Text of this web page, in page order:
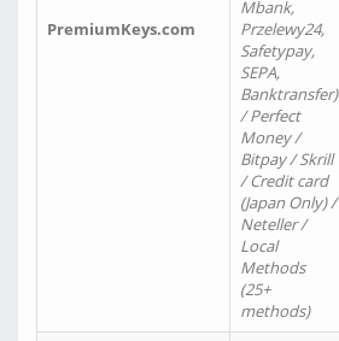
PremiumKeys.com
Mbank,
Przelewy24,
Safetypay,
SEPA,
Banktransfer)
/ Perfect
Money /
Bitpay / Skrill
/ Credit card
(Japan Only) /
Neteller /
Local
Methods
(25+
methods)